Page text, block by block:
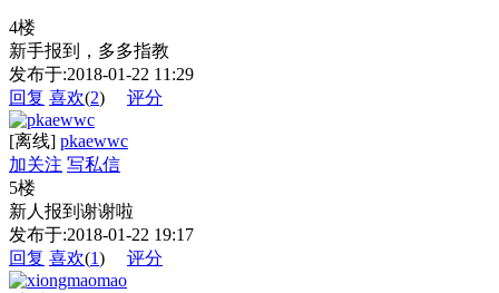
4楼
新手报到，多多指教
发布于:2018-01-22 11:29
回复 喜欢(2) 评分
[离线] pkaewwc
加关注 写私信
5楼
新人报到谢谢啦
发布于:2018-01-22 19:17
回复 喜欢(1) 评分